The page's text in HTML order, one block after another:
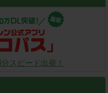
スピード出発！